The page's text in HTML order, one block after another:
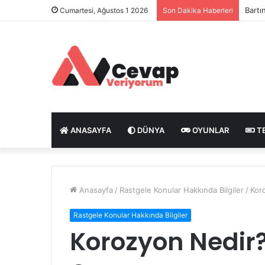
Cumartesi, Ağustos 1 2026 Son Dakika Haberleri
ANASAYFA DÜNYA OYUNLAR
Anasayfa / Rastgele Konular Hakkında Bilgiler /
Rastgele Konular Hakkında Bilgiler
Korozyon